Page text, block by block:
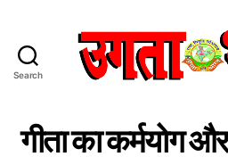
Search
ता
भा
C
a
तागीता का कर्मयोग